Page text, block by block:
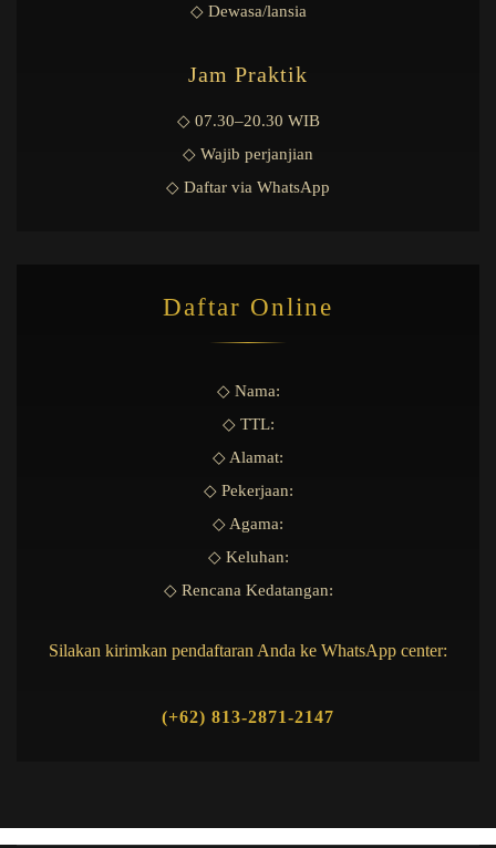
◇ Dewasa/lansia
Jam Praktik
◇ 07.30–20.30 WIB
◇ Wajib perjanjian
◇ Daftar via WhatsApp
Daftar Online
◇ Nama:
◇ TTL:
◇ Alamat:
◇ Pekerjaan:
◇ Agama:
◇ Keluhan:
◇ Rencana Kedatangan:
Silakan kirimkan pendaftaran Anda ke WhatsApp center:
(+62) 813-2871-2147